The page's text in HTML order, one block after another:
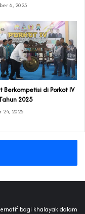
6, 2025
Berkompetisi di Porkot IV
2025
24, 2025
bagi khalayak dalam